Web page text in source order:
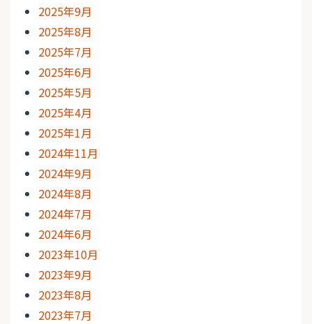
2025年9月
2025年8月
2025年7月
2025年6月
2025年5月
2025年4月
2025年1月
2024年11月
2024年9月
2024年8月
2024年7月
2024年6月
2023年10月
2023年9月
2023年8月
2023年7月